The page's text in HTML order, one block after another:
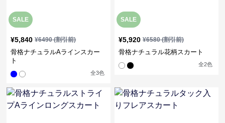
SALE
¥5,840 ¥6490(割引前)
骨格ナチュラルAラインスカー
ト
全3色
SALE
¥5,920 ¥6580(割引前)
骨格ナチュラル花柄スカート
全2色